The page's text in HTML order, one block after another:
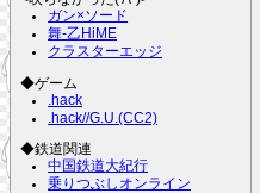
ガン×ソード
舞-乙HiME
クラスターエッジ
◆ゲーム
.hack
.hack//G.U.(CC2)
◆鉄道関連
中国鉄道大紀行
乗りつぶしオンライン